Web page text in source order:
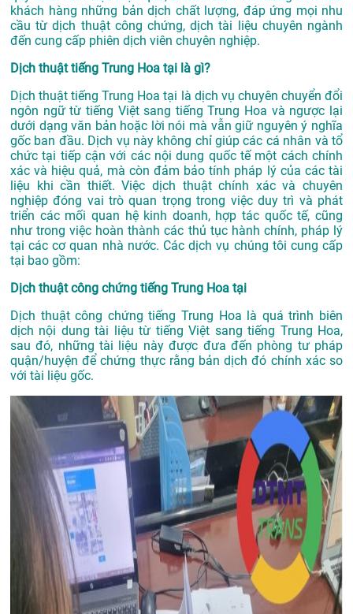
khách hàng những bản dịch chất lượng, đáp ứng mọi nhu
cầu từ dịch thuật công chứng, dịch tài liệu chuyên ngành
đến cung cấp phiên dịch viên chuyên nghiệp.
Dịch thuật tiếng Trung Hoa tại là gì?
Dịch thuật tiếng Trung Hoa tại là dịch vụ chuyên chuyển đổi
ngôn ngữ từ tiếng Việt sang tiếng Trung Hoa và ngược lại
dưới dạng văn bản hoặc lời nói mà vẫn giữ nguyên ý nghĩa
gốc ban đầu. Dịch vụ này không chỉ giúp các cá nhân và tổ
chức tại tiếp cận với các nội dung quốc tế một cách chính
xác và hiệu quả, mà còn đảm bảo tính pháp lý của các tài
liệu khi cần thiết. Việc dịch thuật chính xác và chuyên
nghiệp đóng vai trò quan trọng trong việc duy trì và phát
triển các mối quan hệ kinh doanh, hợp tác quốc tế, cũng
như trong việc hoàn thành các thủ tục hành chính, pháp lý
tại các cơ quan nhà nước. Các dịch vụ chúng tôi cung cấp
tại bao gồm:
Dịch thuật công chứng tiếng Trung Hoa tại
Dịch thuật công chứng tiếng Trung Hoa là quá trình biên
dịch nội dung tài liệu từ tiếng Việt sang tiếng Trung Hoa,
sau đó, những tài liệu này được đưa đến phòng tư pháp
quận/huyện để chứng thực rằng bản dịch đó chính xác so
với tài liệu gốc.